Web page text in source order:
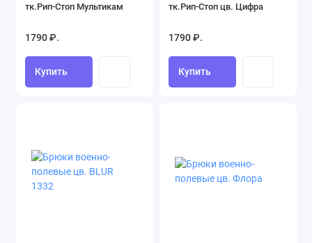
тк.Рип-Стоп Мультикам
1790 ₽.
Купить
тк.Рип-Стоп цв. Цифра
1790 ₽.
Купить